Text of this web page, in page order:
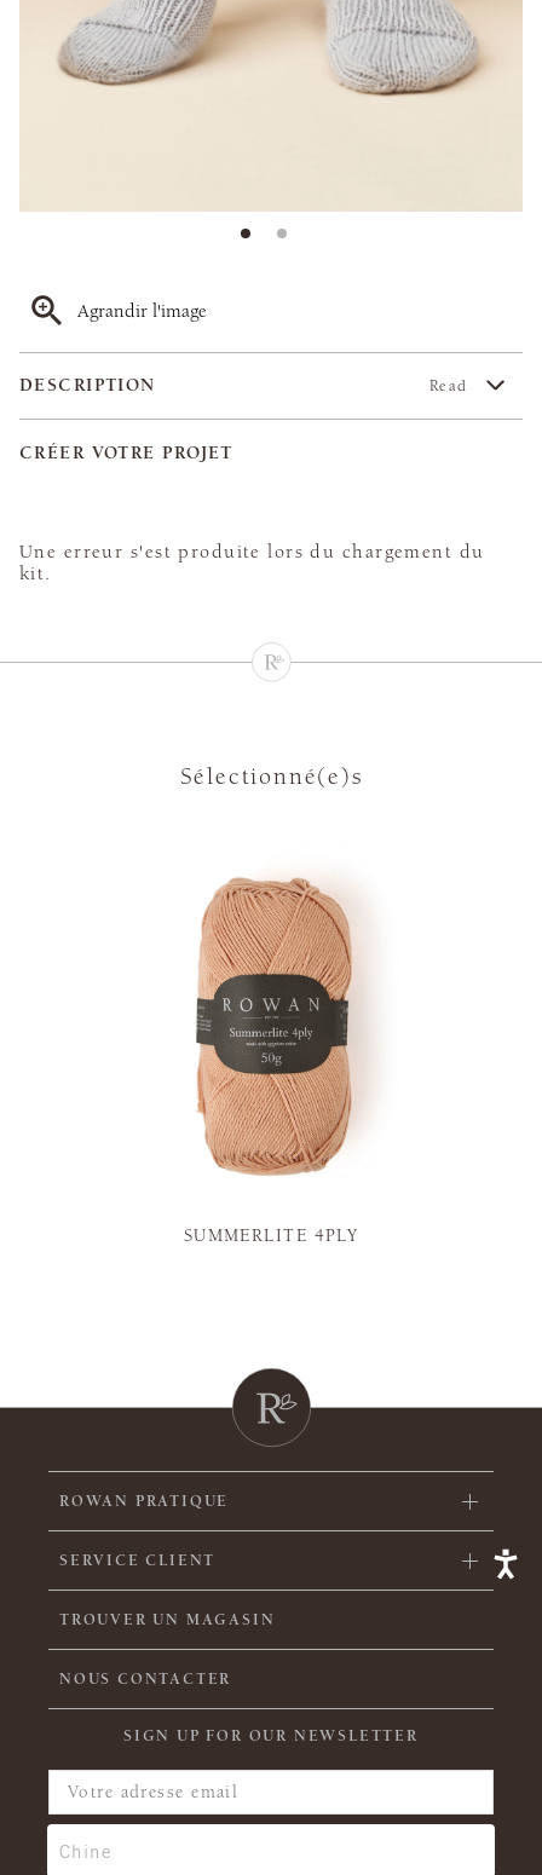
Agrandir l'image
DESCRIPTION Read
CRÉER VOTRE PROJET
Une erreur s'est produite lors du chargement du
kit.
Sélectionné(e)s
SUMMERLITE 4PLY
ROWAN PRATIQUE
SERVICE CLIENT
TROUVER UN MAGASIN
NOUS CONTACTER
SIGN UP FOR OUR NEWSLETTER